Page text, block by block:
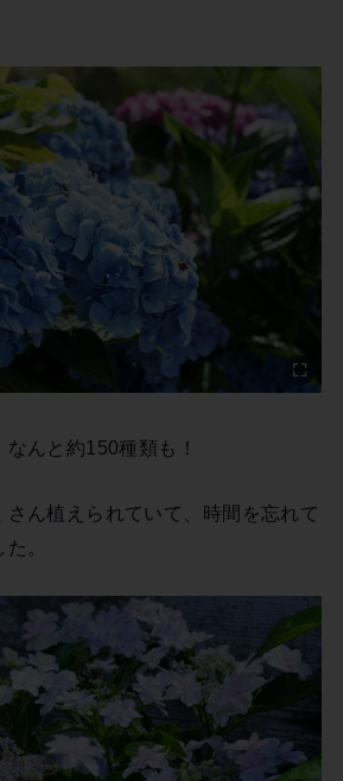
んと約150種類も！
ん植えられていて、時間を忘れて
。